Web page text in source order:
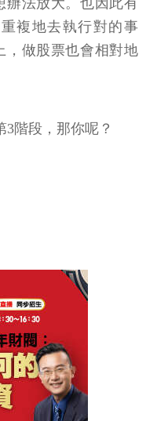
法放大。也因此有
複地去執行對的事
，做股票也會相對地
階段，那你呢？